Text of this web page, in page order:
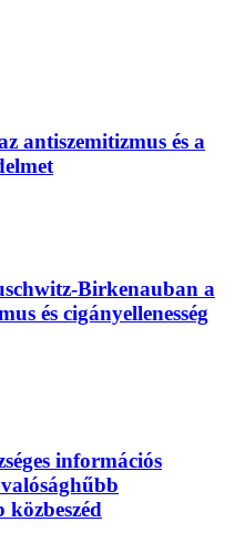
antiszemitizmus és a
Birkenauban a
és cigányellenesség
információs
közbeszéd